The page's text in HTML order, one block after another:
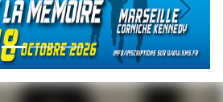
Suivant